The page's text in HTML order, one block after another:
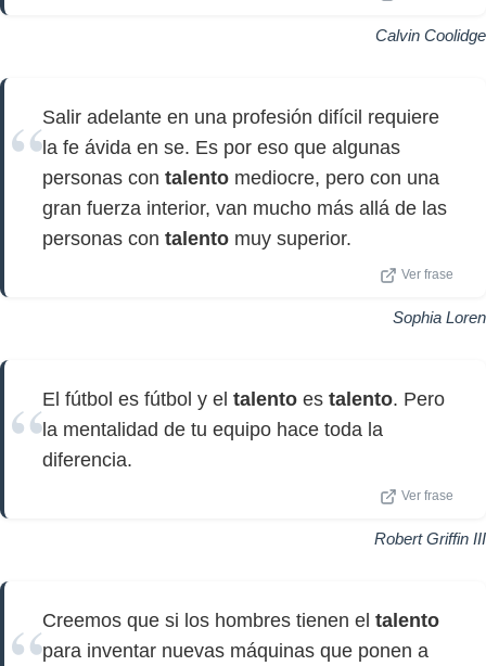
Calvin Coolidge
Salir adelante en una profesión difícil requiere
la fe ávida en se. Es por eso que algunas
personas con talento mediocre, pero con una
gran fuerza interior, van mucho más allá de las
personas con talento muy superior.
Ver frase
Sophia Loren
El fútbol es fútbol y el talento es talento. Pero
la mentalidad de tu equipo hace toda la
diferencia.
Ver frase
Robert Griffin III
Creemos que si los hombres tienen el talento
para inventar nuevas máquinas que ponen a